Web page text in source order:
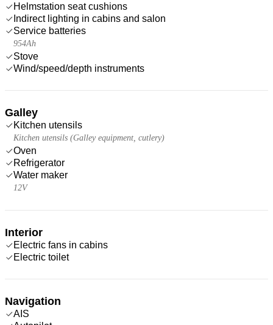
Helmstation seat cushions
Indirect lighting in cabins and salon
Service batteries
954Ah
Stove
Wind/speed/depth instruments
Galley
Kitchen utensils
Kitchen utensils (Galley equipment, cutlery)
Oven
Refrigerator
Water maker
12V
Interior
Electric fans in cabins
Electric toilet
Navigation
AIS